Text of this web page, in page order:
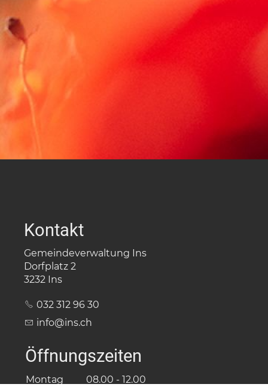
Kontakt
Gemeindeverwaltung Ins
Dorfplatz 2
3232 Ins
032 312 96 30
nf
nsch
Öffnungszeiten
Montag
08.00 - 12.00